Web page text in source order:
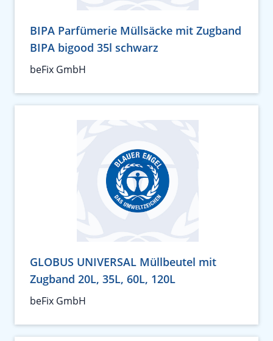
BIPA Parfümerie Müllsäcke mit Zugband
BIPA bigood 35l schwarz
beFix GmbH
GLOBUS UNIVERSAL Müllbeutel mit
Zugband 20L, 35L, 60L, 120L
beFix GmbH